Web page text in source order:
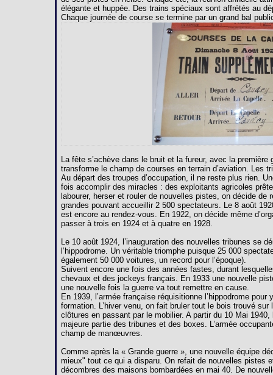
élégante et huppée. Des trains spéciaux sont affrétés au
Chaque journée de course se termine par un grand bal
La fête s’achève dans le bruit et la fureur, avec la première
transforme le champ de courses en terrain d’aviation. Les
Au départ des troupes d’occupation, il ne reste plus rien.
fois accomplir des miracles : des exploitants agricoles
labourer, herser et rouler de nouvelles pistes, on décide de
grandes pouvant accueillir 2 500 spectateurs. Le 8 août
est encore au rendez-vous. En 1922, on décide même
passer à trois en 1924 et à quatre en 1928.
Le 10 août 1924, l’inauguration des nouvelles tribunes se
l’hippodrome. Un véritable triomphe puisque 25 000
également 50 000 voitures, un record pour l’époque).
Suivent encore une fois des années fastes, durant
chevaux et des jockeys français. En 1933 une nouvelle
une nouvelle fois la guerre va tout remettre en cause.
En 1939, l’armée française réquisitionne l’hippodrome
formation. L’hiver venu, on fait bruler tout le bois trouvé
clôtures en passant par le mobilier. A partir du 10 Mai
majeure partie des tribunes et des boxes. L’armée
champ de manœuvres.
Comme après la « Grande guerre », une nouvelle équipe
mieux" tout ce qui a disparu. On refait de nouvelles pistes
décombres des maisons bombardées en mai 40. De